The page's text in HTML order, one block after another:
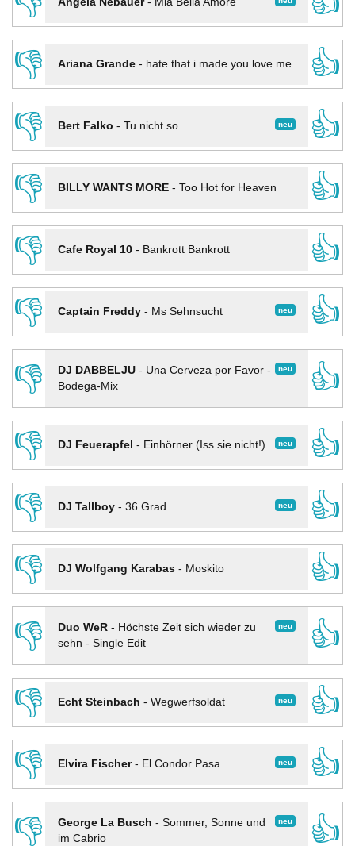
👎
Ariana Grande- hate that i made you love me
👍
👎
neu
Bert Falko - Tu nicht so
👍
👎
BILLY WANTS MORE- Too Hot for Heaven
👍
👎
Cafe Royal 10- Bankrott Bankrott
👍
👎
neu
Captain Freddy- Ms Sehnsucht
👍
👎
neu
DJ DABBELJU- Una Cerveza por Favor -
Bodega-Mix
👍
👎
neu
DJ Feuerapfel - Einhörner (Iss sie nicht!)
👍
👎
neu
DJ Tallboy- 36 Grad
👍
👎
DJ Wolfgang Karabas- Moskito
👍
👎
neu
Duo WeR- Höchste Zeit sich wieder zu
sehn - Single Edit
👍
👎
neu
Echt Steinbach - Wegwerfsoldat
👍
👎
neu
Elvira Fischer- El Condor Pasa
👍
👎
neu
George La Busch - Sommer, Sonne und
im Cabrio
👍